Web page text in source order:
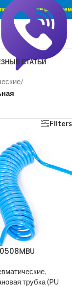
субботам не работаем
СТАТЬИ
/
Filters
,
трубка (PU